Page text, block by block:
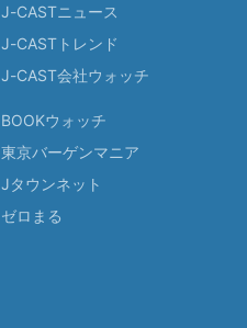
J-CASTニュース
J-CASTトレンド
J-CAST会社ウォッチ
BOOKウォッチ
東京バーゲンマニア
Jタウンネット
ゼロまる